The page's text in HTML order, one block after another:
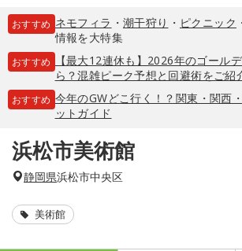
おすすめ ネモフィラ ・ 潮干狩り ・ ピクニック
情報を大特集
おすすめ
【最大12連休も】2026年のゴール
ら？混雑ピーク予想と回避術をご紹
おすすめ 今年のGWどこ行く！？関東・関西
ットガイド
浜松市美術館
静岡県浜松市中央区
美術館